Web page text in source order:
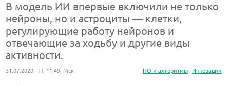
В модель ИИ впервые включили не только
нейроны, но и астроциты — клетки,
регулирующие работу нейронов и
отвечающие за ходьбу и другие виды
активности.
ПО и алгоритмы Инновации
31.07.2020, ПТ, 11:49, Мск